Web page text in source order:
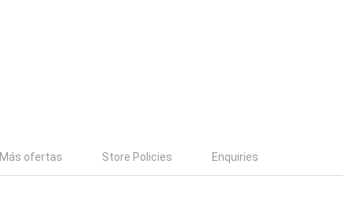
Más ofertas Store Policies Enquiries